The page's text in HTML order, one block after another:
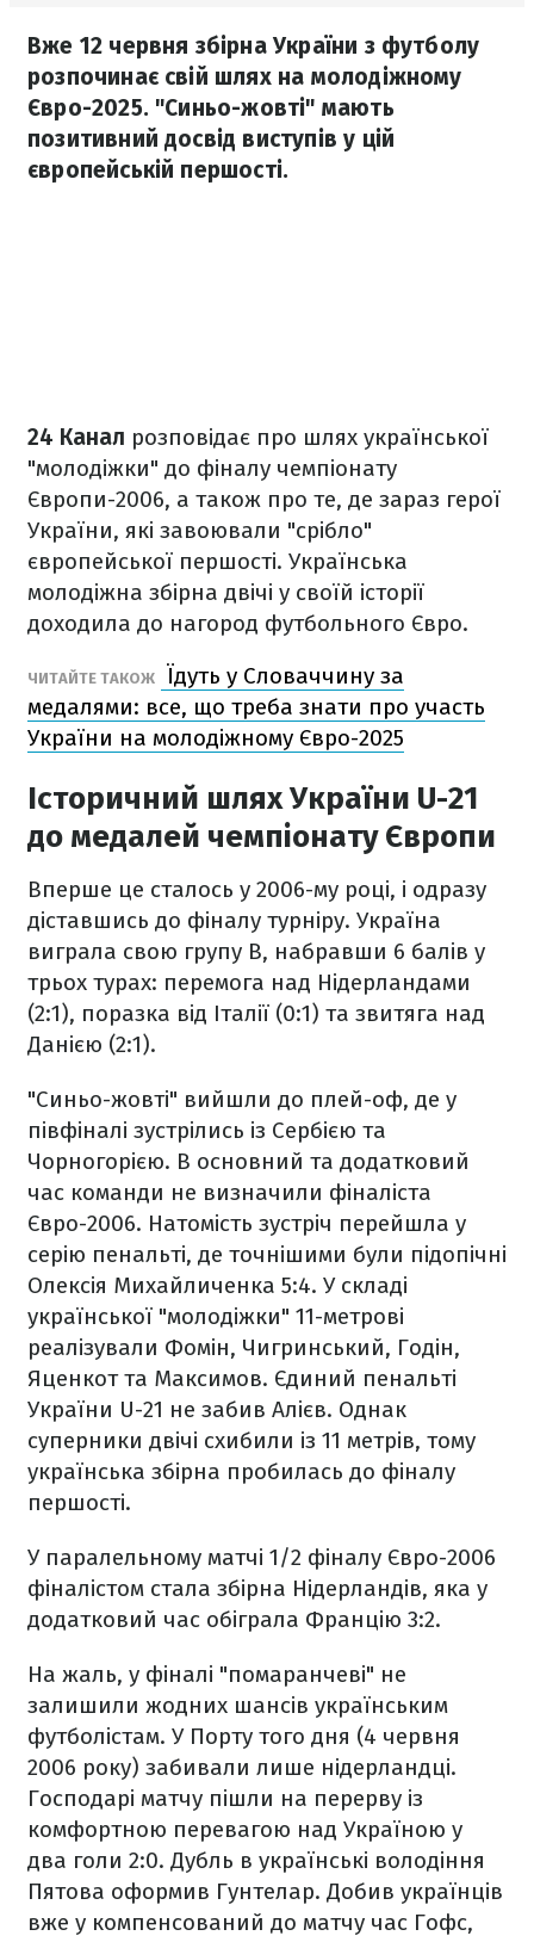
Вже 12 червня збірна України з футболу
розпочинає свій шлях на молодіжному
Євро-2025. "Синьо-жовті" мають
позитивний досвід виступів у цій
європейській першості.
24 Канал розповідає про шлях української
"молодіжки" до фіналу чемпіонату
Європи-2006, а також про те, де зараз герої
України, які завоювали "срібло"
європейської першості. Українська
молодіжна збірна двічі у своїй історії
доходила до нагород футбольного Євро.
ЧИТАЙТЕ ТАКОЖ
Їдуть у Словаччину за
медалями: все, що треба знати про участь
України на молодіжному Євро-2025
Історичний шлях України U-21
до медалей чемпіонату Європи
Вперше це сталось у 2006-му році, і одразу
діставшись до фіналу турніру. Україна
виграла свою групу В, набравши 6 балів у
трьох турах: перемога над Нідерландами
(2:1), поразка від Італії (0:1) та звитяга над
Данією (2:1).
"Синьо-жовті" вийшли до плей-оф, де у
півфіналі зустрілись із Сербією та
Чорногорією. В основний та додатковий
час команди не визначили фіналіста
Євро-2006. Натомість зустріч перейшла у
серію пенальті, де точнішими були підопічні
Олексія Михайличенка 5:4. У складі
української "молодіжки" 11-метрові
реалізували Фомін, Чигринський, Годін,
Яценкот та Максимов. Єдиний пенальті
України U-21 не забив Алієв. Однак
суперники двічі схибили із 11 метрів, тому
українська збірна пробилась до фіналу
першості.
У паралельному матчі 1/2 фіналу Євро-2006
фіналістом стала збірна Нідерландів, яка у
додатковий час обіграла Францію 3:2.
На жаль, у фіналі "помаранчеві" не
залишили жодних шансів українським
футболістам. У Порту того дня (4 червня
2006 року) забивали лише нідерландці.
Господарі матчу пішли на перерву із
комфортною перевагою над Україною у
два голи 2:0. Дубль в українські володіння
Пятова оформив Гунтелар. Добив українців
вже у компенсований до матчу час Гофс,